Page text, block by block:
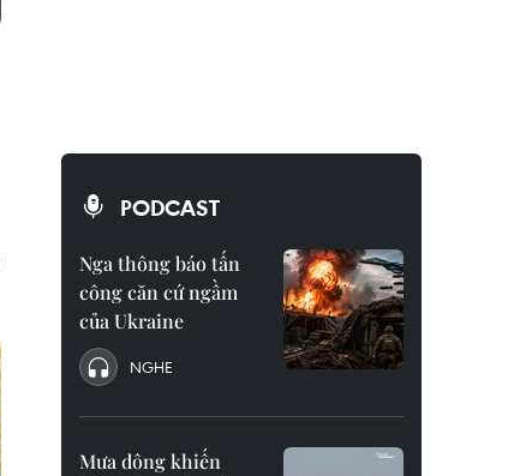
PODCAST
Nga thông báo tấn
công căn cứ ngầm
của Ukraine
NGHE
Mưa dông khiến